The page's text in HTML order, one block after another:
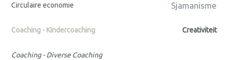
Circulaire economie Sjamanisme
Coaching - Kindercoaching Creativiteit
Coaching - Diverse Coaching